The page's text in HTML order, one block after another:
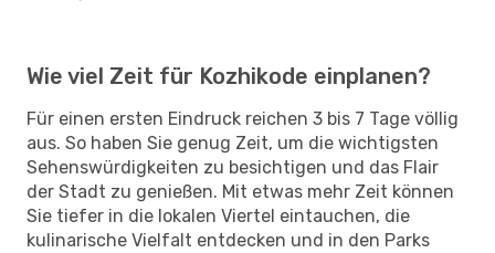
Wie viel Zeit für Kozhikode einplanen?
Für einen ersten Eindruck reichen 3 bis 7 Tage völlig
aus. So haben Sie genug Zeit, um die wichtigsten
Sehenswürdigkeiten zu besichtigen und das Flair
der Stadt zu genießen. Mit etwas mehr Zeit können
Sie tiefer in die lokalen Viertel eintauchen, die
kulinarische Vielfalt entdecken und in den Parks